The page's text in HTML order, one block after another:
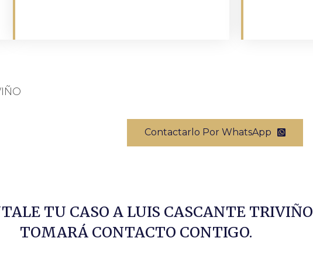
Contactarlo Por WhatsApp
TU CASO A LUIS CASCANTE TRIVIÑO
TOMARÁ CONTACTO CONTIGO.